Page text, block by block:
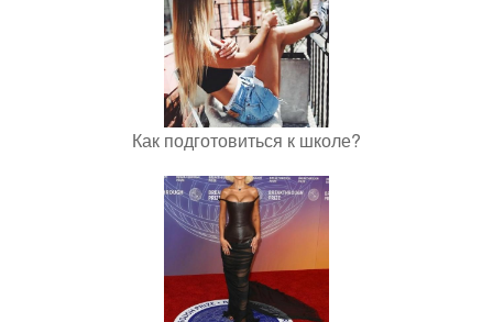
Как подготовиться к школе?